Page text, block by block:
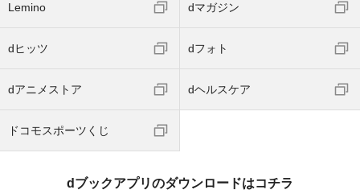
Lemino dマガジン
dヒッツ dフォト
dアニメストア dヘルスケア
ドコモスポーツくじ
dブックアプリのダウンロードはコチラ